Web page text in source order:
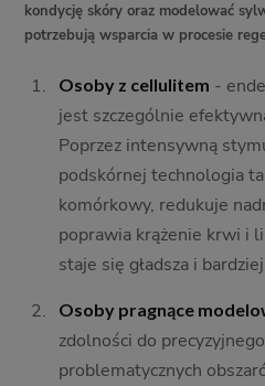
kondycję skóry oraz modelować
potrzebują wsparcia w procesie
Osoby z cellulitem -
jest szczególnie
Poprzez intensywną
podskórnej technologia
komórkowy, redukuje
poprawia krążenie krwi i
staje się gładsza i
Osoby pragnące
zdolności do
problematycznych